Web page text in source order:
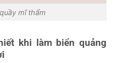
mĩ thẩm
khi làm biển quảng